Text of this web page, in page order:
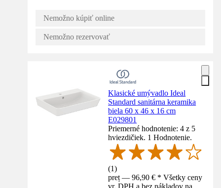
Nemožno kúpiť online
Nemožno rezervovať
Klasické umývadlo Ideal
Standard sanitárna keramika
biela 60 x 46 x 16 cm
E029801
Priemerné hodnotenie: 4 z 5
hviezdičiek. 1 Hodnotenie.
(1)
preț — 96,90 € * Všetky ceny
vr. DPH a bez nákladov na